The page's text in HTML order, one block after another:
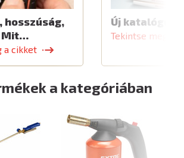
hosszúság,
Mit…
a cikket
Új katalógus
Tekintse meg a
a kategóriában